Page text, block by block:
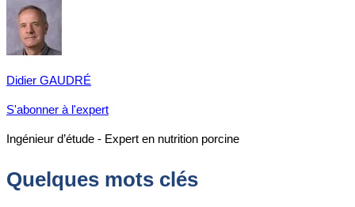
Didier GAUDRÉ
S'abonner à l'expert
Ingénieur d’étude - Expert en nutrition porcine
Quelques mots clés